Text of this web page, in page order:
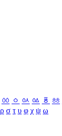
ㆀ ㆁ ㆂ ㆃ ㆄ ㆅ
ρ σ τ υ φ χ ψ ω